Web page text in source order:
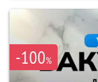
-100%